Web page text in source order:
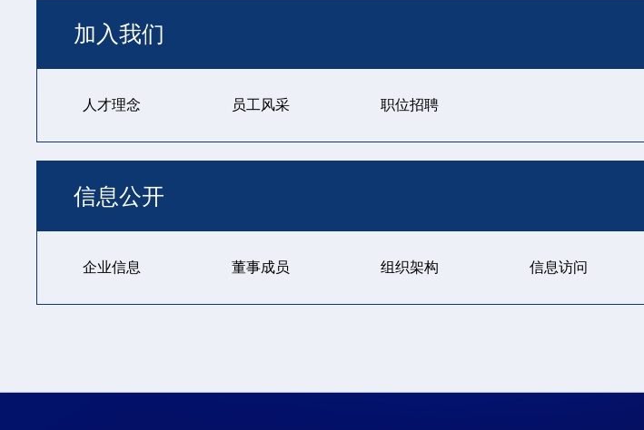
加入我们
人才理念 员工风采 职位招聘
信息公开
企业信息 董事成员 组织架构 信息访问